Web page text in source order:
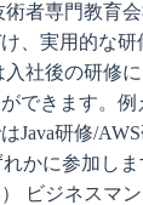
術者専門教育
、実用的な研
社後の研修
できます。例
Java研修/
かに参加しま
ビジネスマ